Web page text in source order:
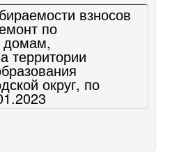
взносов
по
домам,
территории
округ, по